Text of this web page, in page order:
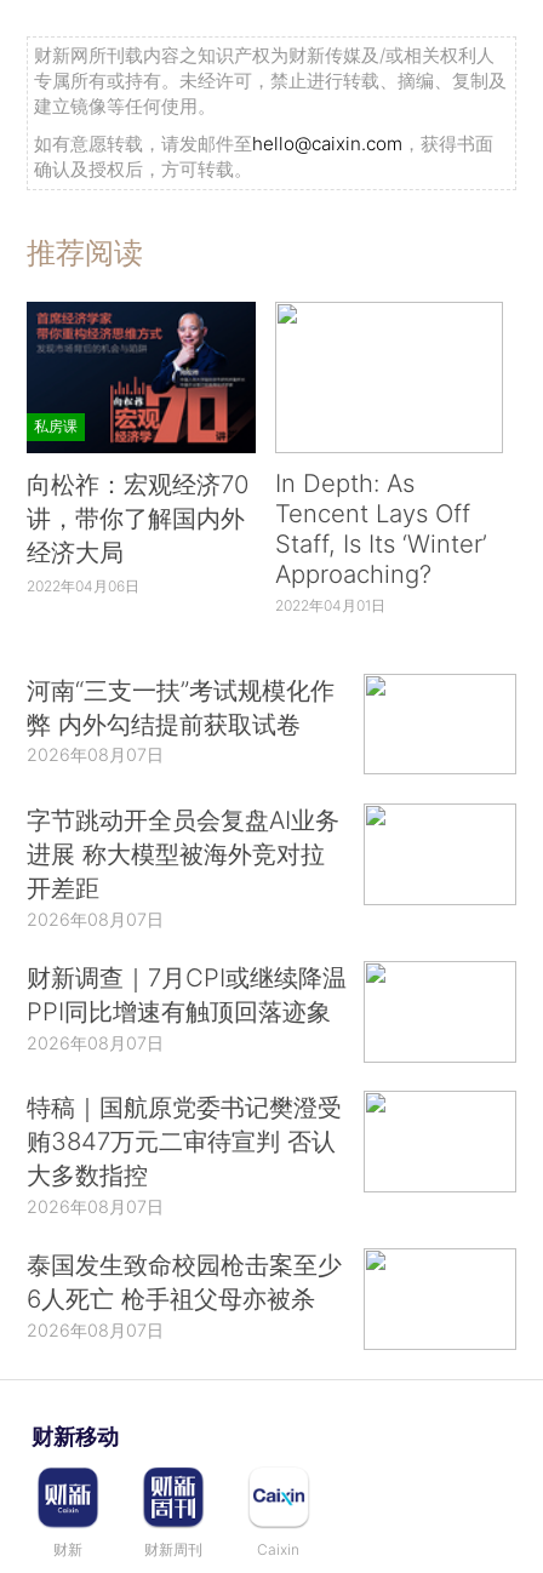
财新网所刊载内容之知识产权为财新传媒及/或相关权利人
专属所有或持有。未经许可，禁止进行转载、摘编、复制及
建立镜像等任何使用。
如有意愿转载，请发邮件至hello@caixin.com ，获得书面
确认及授权后，方可转载。
推荐阅读
私房课
向松祚：宏观经济70
讲，带你了解国内外
经济大局
2022年04月06日
In Depth: As
Tencent Lays Off
Staff, Is Its ‘Winter’
Approaching?
2022年04月01日
河南“三支一扶”考试规模化作
弊 内外勾结提前获取试卷
2026年08月07日
字节跳动开全员会复盘AI业务
进展 称大模型被海外竞对拉
开差距
2026年08月07日
财新调查｜7月CPI或继续降温
PPI同比增速有触顶回落迹象
2026年08月07日
特稿｜国航原党委书记樊澄受
贿3847万元二审待宣判 否认
大多数指控
2026年08月07日
泰国发生致命校园枪击案至少
6人死亡 枪手祖父母亦被杀
2026年08月07日
财新移动
财新 财新周刊 Caixin